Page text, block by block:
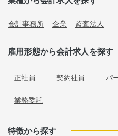
会計事務所 企業 監査法人
雇用形態から会計求人を探す
正社員 契約社員 パ
業務委託
特徴から探す